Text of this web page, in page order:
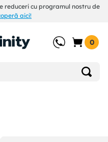
reduceri cu programul nostru de
aici!
0